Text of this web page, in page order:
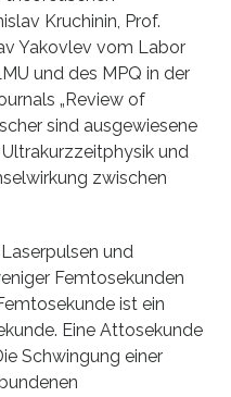
Kruchinin, Prof.
Yakovlev vom Labor
und des MPQ in der
„Review of
sind ausgewiesene
und
zwischen
und
Femtosekunden
ist ein
Eine Attosekunde
Schwingung einer